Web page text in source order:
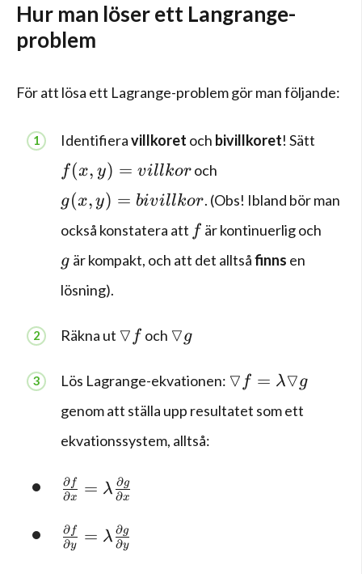
Hur man löser ett Langrange-
problem
För att lösa ett Lagrange-problem gör man följande:
Identifieravillkoret och bivillkoret! Sätt
f(x,y)=villkor
f(x, y) = villkor och
g(x,y)=bivillkor
g(x, y) = bivillkor. (Obs! Ibland bör man
också konstatera att ff är kontinuerlig och
g
g är kompakt, och att det alltsåfinns en
lösning).
Räkna ut \triangledown f
▽ f och \triangledown g
▽g
Lös Lagrange-ekvationen: \triangledown
▽ f = λ▽g
genom att ställa upp resultatet som ett
ekvationssystem, alltså:
\frac { \partial f }{ \partial x }
∂x
∂f = λ ∂x
∂g
\frac { \partial f }{ \partial y }
∂y
∂f = λ ∂y
∂g